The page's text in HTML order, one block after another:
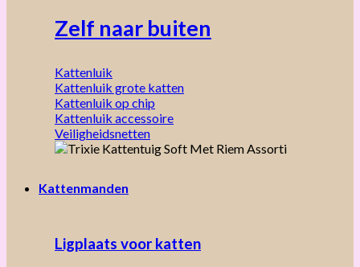
Zelf naar buiten
Kattenluik
Kattenluik grote katten
Kattenluik op chip
Kattenluik accessoire
Veiligheidsnetten
Kattenmanden
Ligplaats voor katten